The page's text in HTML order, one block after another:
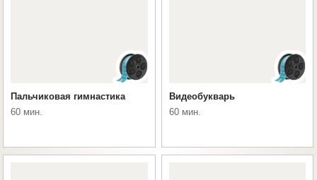
Пальчиковая гимнастика
60 мин.
Видеобукварь
60 мин.